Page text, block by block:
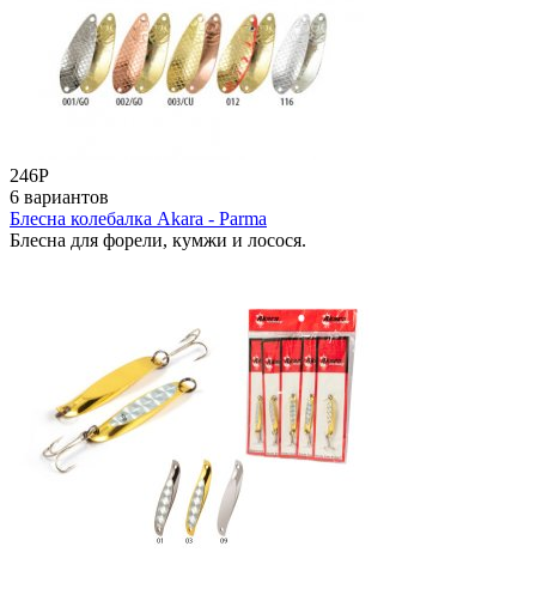
246Р
6 вариантов
Блесна колебалка Akara - Parma
Блесна для форели, кумжи и лосося.